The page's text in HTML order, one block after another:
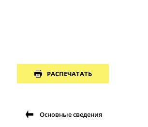
РАСПЕЧАТАТЬ
Основные сведения